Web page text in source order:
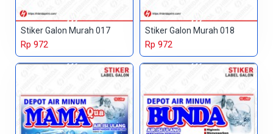
Stiker Galon Murah 017
Rp 972
Stiker Galon Murah 018
Rp 972